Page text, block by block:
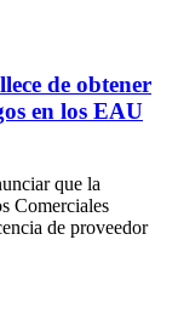
de obtener
en los EAU
que la
Comerciales
de proveedor